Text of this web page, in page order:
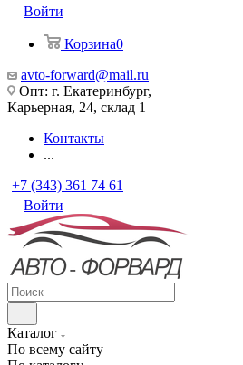
Войти
Корзина0
avto-forward@mail.ru
Опт: г. Екатеринбург,
Карьерная, 24, склад 1
Контакты
...
+7 (343) 361 74 61
Войти
Каталог
По всему сайту